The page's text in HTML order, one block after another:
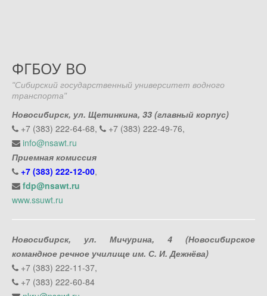
ФГБОУ ВО
"Сибирский государственный университет водного
транспорта"
Новосибирск, ул. Щетинкина, 33 (главный корпус)
+7 (383) 222-64-68,
+7 (383) 222-49-76,
info@nsawt.ru
Приемная комиссия
+7 (383) 222-12-00,
fdp@nsawt.ru
www.ssuwt.ru
Новосибирск, ул. Мичурина, 4 (Новосибирское
командное речное училище им. С. И. Дежнёва)
+7 (383) 222-11-37,
+7 (383) 222-60-84